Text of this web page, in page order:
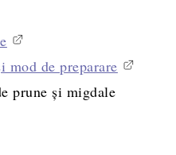
mod de preparare